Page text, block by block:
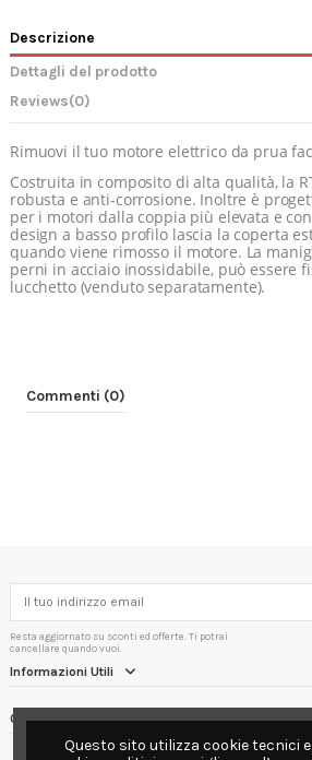
Descrizione
Dettagli del prodotto
Reviews(0)
Rimuovi il tuo motore elettrico da prua
Costruita in composito di alta qualità, la
robusta e anti-corrosione. Inoltre è
per i motori dalla coppia più elevata e
design a basso profilo lascia la coperta
quando viene rimosso il motore. La
perni in acciaio inossidabile, può essere
lucchetto (venduto separatamente).
Commenti (0)
Resta aggiornato su sconti ed offerte. Ti potrai
cancellare quando vuoi.
Informazioni Utili
Contact us
Questo sito utilizza cookie tecnici